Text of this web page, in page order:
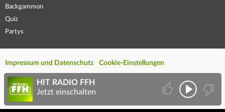
Backgammon
Quiz
Partys
Impressum und Datenschutz Cookie-Einstellungen
HIT RADIO FFH
Jetzt einschalten